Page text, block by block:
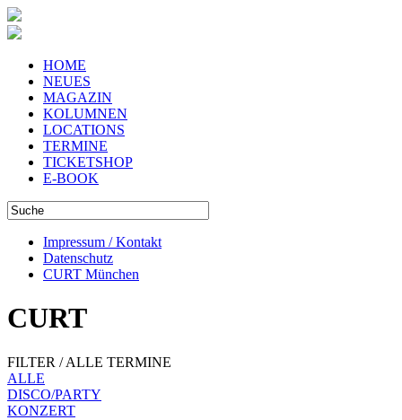
HOME
NEUES
MAGAZIN
KOLUMNEN
LOCATIONS
TERMINE
TICKETSHOP
E-BOOK
Impressum / Kontakt
Datenschutz
CURT München
CURT
FILTER / ALLE TERMINE
ALLE
DISCO/PARTY
KONZERT